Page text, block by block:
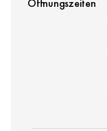
Öffnungszeiten